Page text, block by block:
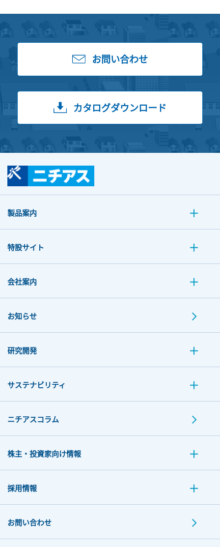
お問い合わせ
カタログダウンロード
製品案内
特設サイト
会社案内
お知らせ
研究開発
サステナビリティ
ニチアスコラム
株主・投資家向け情報
採用情報
お問い合わせ